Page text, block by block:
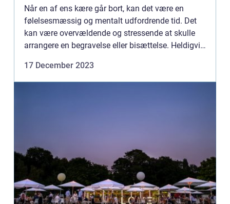
Når en af ens kære går bort, kan det være en
følelsesmæssig og mentalt udfordrende tid. Det
kan være overvældende og stressende at skulle
arrangere en begravelse eller bisættelse. Heldigvis
17 December 2023